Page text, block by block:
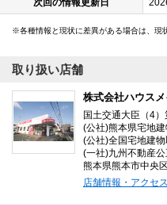
各種情報と現状に差異がある場合は、現
取り扱い店舗
株式会社ハウス
国土交通大臣（4
(公社)熊本県宅地
(公社)全国宅地建
(一社)九州不動産
熊本県熊本市中央
店舗情報・アクセ